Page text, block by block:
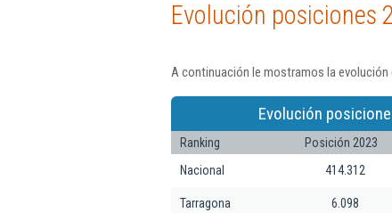
Evolución posiciones
A continuación le mostramos la evolución
Evolución
Ranking Posición 2023
Nacional
414.312
Tarragona 6.098